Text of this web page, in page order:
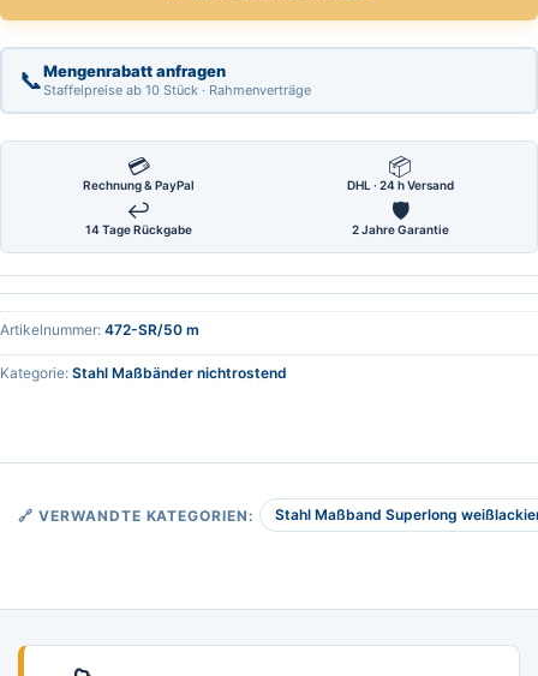
📞Mengenrabatt anfragen
Staffelpreise ab 10 Stück · Rahmenverträge
💳
Rechnung & PayPal
📦
DHL · 24 h Versand
↩
14 Tage Rückgabe
🛡
2 Jahre Garantie
Artikelnummer: 472-SR/50 m
Kategorie: Stahl Maßbänder nichtrostend
🔗 VERWANDTE KATEGORIEN: Stahl Maßband Superlong